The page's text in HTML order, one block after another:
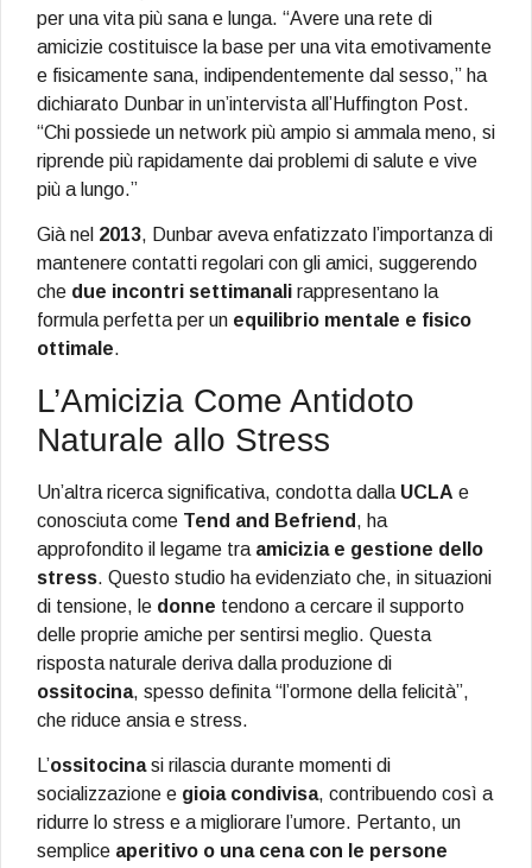
per una vita più sana e lunga. “Avere una rete di
amicizie costituisce la base per una vita emotivamente
e fisicamente sana, indipendentemente dal sesso,” ha
dichiarato Dunbar in un’intervista all’Huffington Post.
“Chi possiede un network più ampio si ammala meno, si
riprende più rapidamente dai problemi di salute e vive
più a lungo.”
Già nel 2013, Dunbar aveva enfatizzato l’importanza di
mantenere contatti regolari con gli amici, suggerendo
che due incontri settimanali rappresentano la
formula perfetta per un equilibrio mentale e fisico
ottimale.
L’Amicizia Come Antidoto
Naturale allo Stress
Un’altra ricerca significativa, condotta dalla UCLA e
conosciuta come Tend and Befriend , ha
approfondito il legame tra amicizia e gestione dello
stress. Questo studio ha evidenziato che, in situazioni
di tensione, le donne tendono a cercare il supporto
delle proprie amiche per sentirsi meglio. Questa
risposta naturale deriva dalla produzione di
ossitocina, spesso definita “l’ormone della felicità”,
che riduce ansia e stress.
L’ossitocinasi rilascia durante momenti di
socializzazione e gioia condivisa, contribuendo così a
ridurre lo stress e a migliorare l’umore. Pertanto, un
semplice aperitivo o una cena con le persone